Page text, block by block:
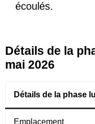
écoulés.
Détails de la
mai 2026
Détails de la phase
Emplacement